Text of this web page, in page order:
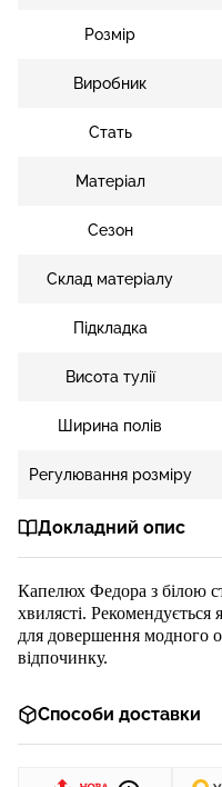
Розмір
Виробник
Стать
Матеріал
Сезон
Склад матеріалу
Підкладка
Висота тулії
Ширина полів
Регулювання розміру
Докладний опис
Капелюх Федора з білою
хвилясті. Рекомендується
для довершення модного
відпочинку.
Способи доставки